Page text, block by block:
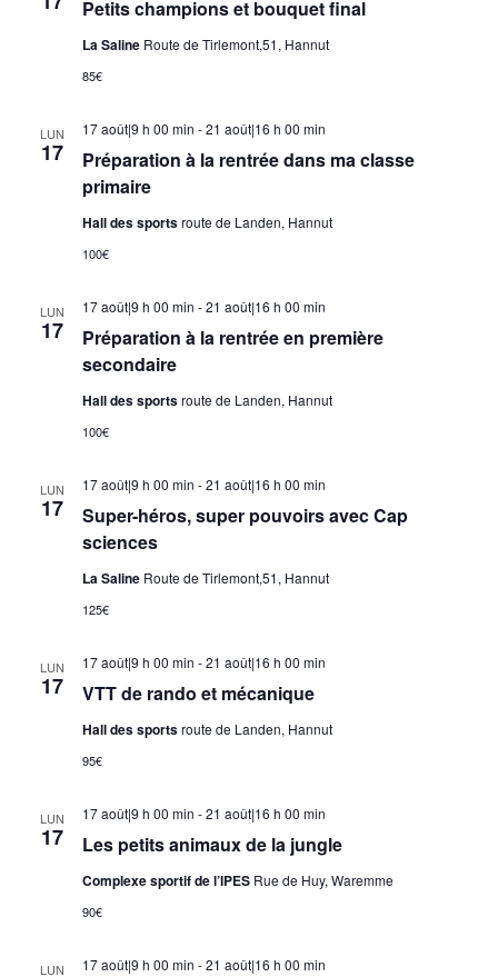
Petits champions et bouquet final
La Saline Route de Tirlemont,51, Hannut
85€
LUN
17
Préparation à la rentrée dans ma classe
primaire
17 août|9 h 00 min -21 août|16 h 00 min
Hall des sportsroute de Landen, Hannut
100€
LUN
17
Préparation à la rentrée en première
secondaire
17 août|9 h 00 min -21 août|16 h 00 min
Hall des sportsroute de Landen, Hannut
100€
LUN
17
Super-héros, super pouvoirs avec Cap
sciences
17 août|9 h 00 min -21 août|16 h 00 min
La Saline Route de Tirlemont,51, Hannut
125€
LUN
17 VTT de rando et mécanique
17 août|9 h 00 min -21 août|16 h 00 min
Hall des sportsroute de Landen, Hannut
95€
LUN
17 Les petits animaux de la jungle
17 août|9 h 00 min -21 août|16 h 00 min
Complexe sportif de l’IPES Rue de Huy, Waremme
90€
LUN 17 août|9 h 00 min -21 août|16 h 00 min